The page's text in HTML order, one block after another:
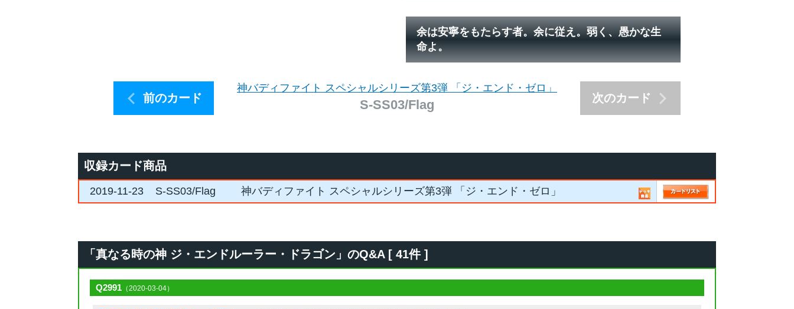
余は安寧をもたらす者。余に従え。弱く、愚かな生
命よ。
前のカード
神バディファイト スペシャルシリーズ第3弾 「ジ・エンド・ゼロ」
S-SS03/Flag 次のカード
収録カード商品
2019-11-23 S-SS03/Flag 神バディファイト スペシャルシリーズ第3弾 「ジ・エンド・ゼロ」
「真なる時の神 ジ・エンドルーラー・ドラゴン」のQ&A [ 41件 ]
Q2991 （2020-03-04）